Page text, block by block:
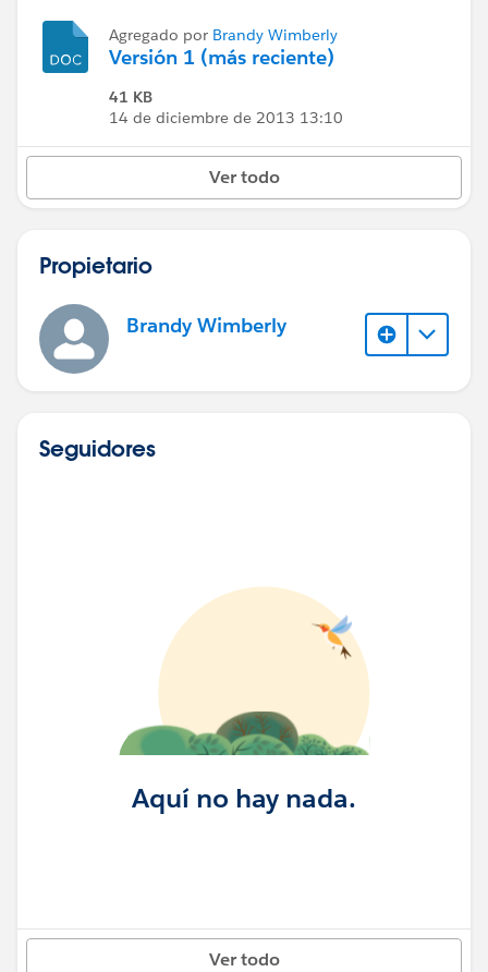
Agregado por Brandy Wimberly
Versión 1 (más reciente)
41 KB
14 de diciembre de 2013 13:10
Ver todo
Propietario
Brandy Wimberly
Seguidores
Aquí no hay nada.
Ver todo